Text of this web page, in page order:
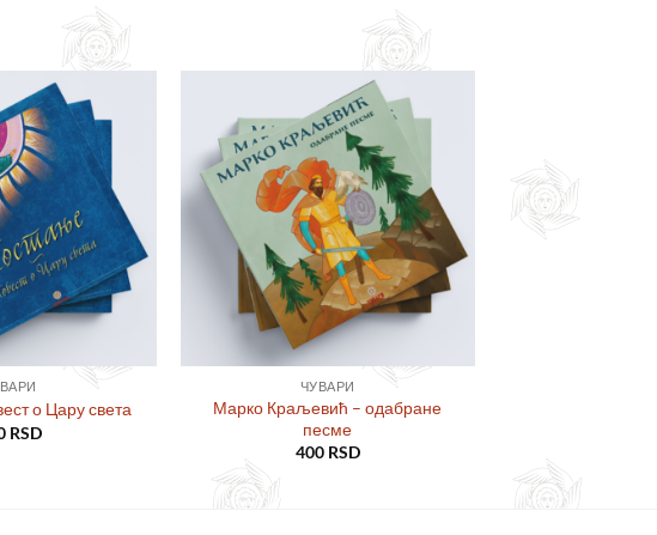
у листу
жеља
о Цару света
RSD
ЧУВАРИ
Марко Краљевић – одабране
песме
400 RSD